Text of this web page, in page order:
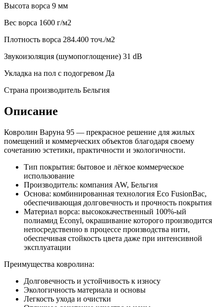
Высота ворса 9 мм
Веc ворса 1600 г/м2
Плотность ворса 284.400 точ./м2
Звукоизоляция (шумопоглощение) 31 dB
Укладка на пол с подогревом Да
Страна производитель Бельгия
Описание
Ковролин Варуна 95 — прекрасное решение для жилых
помещений и коммерческих объектов благодаря своему
сочетанию эстетики, практичности и экологичности.
Тип покрытия: бытовое и лёгкое коммерческое
использование
Производитель: компания AW, Бельгия
Основа: комбинированная технология Eco FusionBac,
обеспечивающая долговечность и прочность покрытия
Материал ворса: высококачественный 100%-ый
полиамид Econyl, окрашивание которого производится
непосредственно в процессе производства нити,
обеспечивая стойкость цвета даже при интенсивной
эксплуатации
Преимущества ковролина:
Долговечность и устойчивость к износу
Экологичность материала и основы
Легкость ухода и очистки